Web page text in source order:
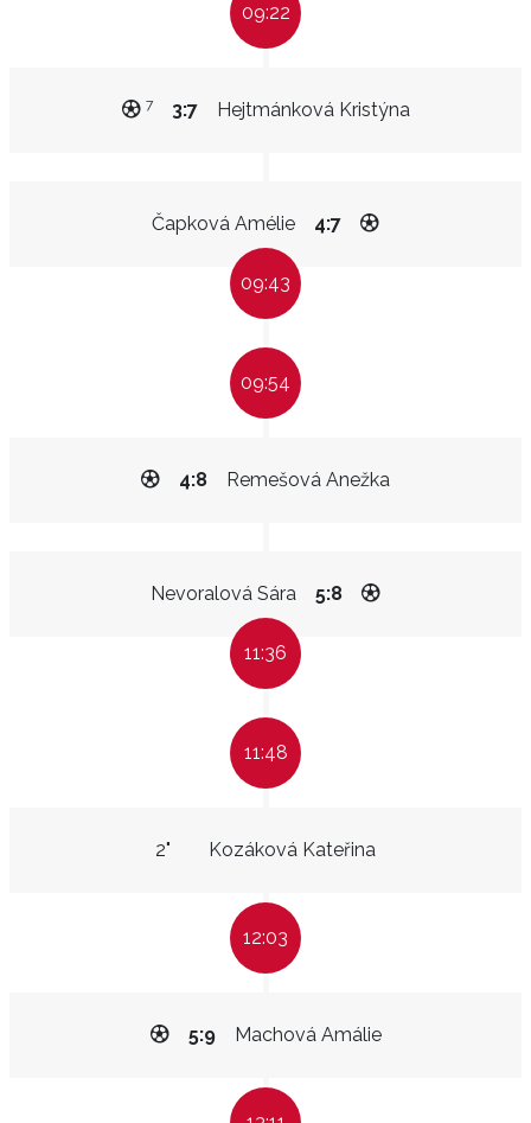
09:22
Hejtmánková Kristýna
3:7
7
Čapková Amélie 4:7
09:43
09:54
Remešová Anežka
4:8
Nevoralová Sára 5:8
11:36
11:48
Kozáková Kateřina
2"
12:03
Machová Amálie
5:9